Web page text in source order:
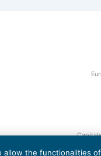
allow the functionalities